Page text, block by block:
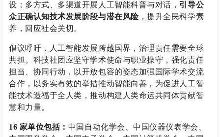
设；多方式、多渠道开展人工智能科普与对话， 引导公
众正确认知技术发展阶段与潜在风险，提升全民科学素
养，回应社会关切。
倡议呼吁，人工智能发展跨越国界，治理责任需要全球
共担。科技社团应坚守学术使命与职业操守，强化责任
担当、协同行动，以开放包容的姿态加强国际学术交流
合作，以务实有效的举措推动智能向善，为促进人工智
能技术造福于全人类，推动构建人类命运共同体贡献智
慧和力量。
16 家单位包括： 中国自动化学会、中国仪器仪表学会、